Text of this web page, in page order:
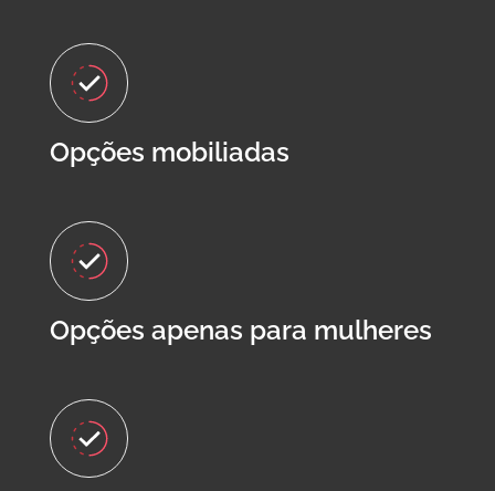
Opções mobiliadas
Opções apenas para mulheres